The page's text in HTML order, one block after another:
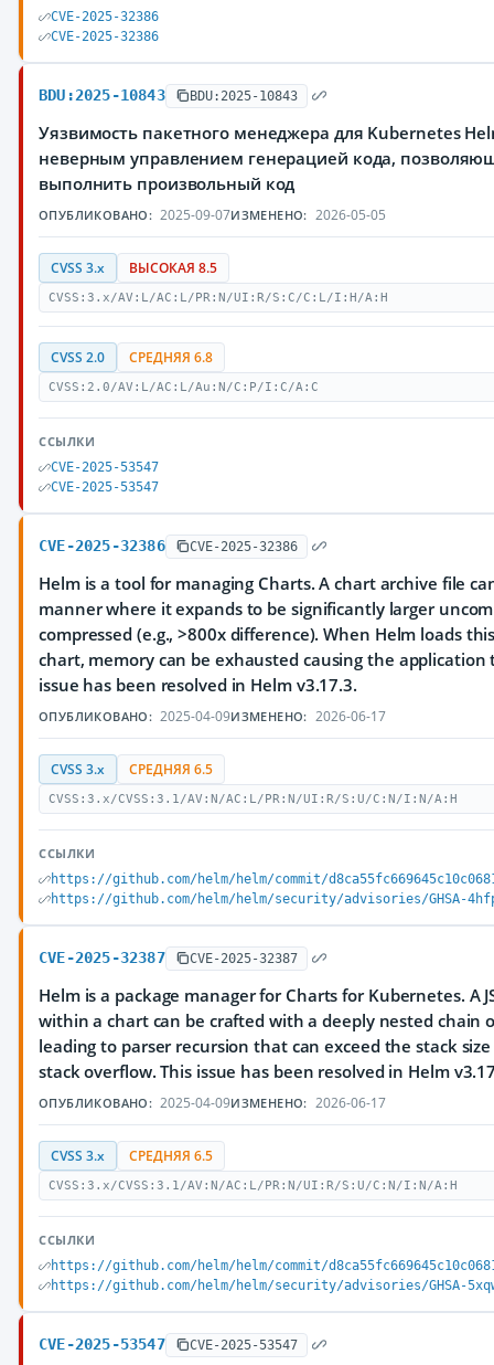
CVE-2025-32386
CVE-2025-32386
BDU:2025-10843 BDU:2025-10843
Уязвимость пакетного менеджера для Kubernetes
неверным управлением генерацией кода,
выполнить произвольный код
ОПУБЛИКОВАНО: 2025-09-07ИЗМЕНЕНО: 2026-05-05
CVSS 3.x ВЫСОКАЯ 8.5
CVSS:3.x/AV:L/AC:L/PR:N/UI:R/S:C/C:L/I:H/A:H
CVSS 2.0 СРЕДНЯЯ 6.8
CVSS:2.0/AV:L/AC:L/Au:N/C:P/I:C/A:C
ССЫЛКИ
CVE-2025-53547
CVE-2025-53547
CVE-2025-32386 CVE-2025-32386
Helm is a tool for managing Charts. A chart archive file
manner where it expands to be significantly larger
compressed (e.g., >800x difference). When Helm loads
chart, memory can be exhausted causing the application
issue has been resolved in Helm v3.17.3.
ОПУБЛИКОВАНО: 2025-04-09ИЗМЕНЕНО: 2026-06-17
CVSS 3.x СРЕДНЯЯ 6.5
CVSS:3.x/CVSS:3.1/AV:N/AC:L/PR:N/UI:R/S:U/C:N/I:N/A:H
ССЫЛКИ
https://github.com/helm/helm/commit/
https://github.com/helm/helm/security/advisories/GHSA-
CVE-2025-32387 CVE-2025-32387
Helm is a package manager for Charts for Kubernetes. A
within a chart can be crafted with a deeply nested chain
leading to parser recursion that can exceed the stack
stack overflow. This issue has been resolved in Helm
ОПУБЛИКОВАНО: 2025-04-09ИЗМЕНЕНО: 2026-06-17
CVSS 3.x СРЕДНЯЯ 6.5
CVSS:3.x/CVSS:3.1/AV:N/AC:L/PR:N/UI:R/S:U/C:N/I:N/A:H
ССЫЛКИ
https://github.com/helm/helm/commit/
https://github.com/helm/helm/security/advisories/GHSA-
CVE-2025-53547 CVE-2025-53547